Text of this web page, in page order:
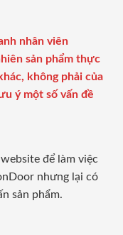
nhân viên
sản phẩm thực
không phải của
ý một số vấn đề
để làm việc
nhưng lại có
sản phẩm.